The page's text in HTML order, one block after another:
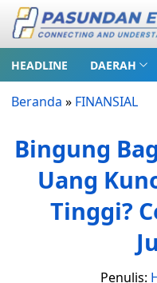
HEADLINE DAERAH
Beranda » FINANSIAL
Bingung
Uang
Tinggi?
Penulis: